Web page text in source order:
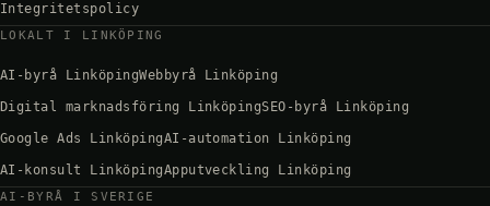
Integritetspolicy
LOKALT I LINKÖPING
AI-byrå LinköpingWebbyrå Linköping
Digital marknadsföring LinköpingSEO-byrå Linköping
Google Ads LinköpingAI-automation Linköping
AI-konsult LinköpingApputveckling Linköping
AI-BYRÅ I SVERIGE